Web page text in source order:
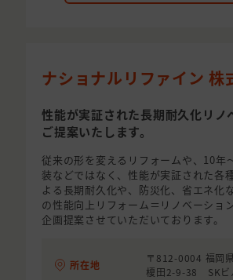
ナショナルリファイン 株
性能が実証された長期耐久化リノ
ご提案いたします。
従来の形を変えるリフォームや、10年
装などではなく、性能が実証された各
よる長期耐久化や、防災化、省エネ化
の性能向上リフォーム＝リノベーショ
企画提案させていただいております。
所在地
〒812-0004 福岡
榎田2-9-38 SKビ